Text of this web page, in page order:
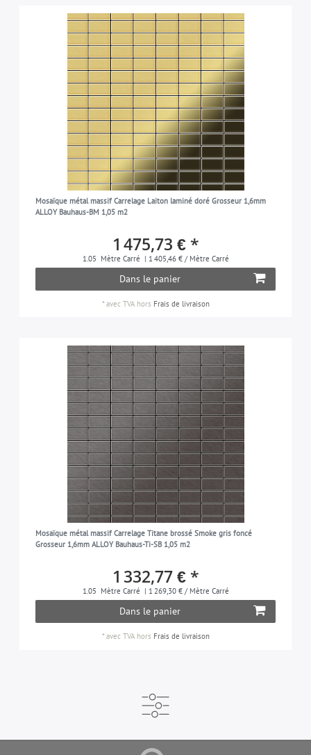
Mosaïque métal massif Carrelage Laiton laminé doré Grosseur 1,6mm
ALLOY Bauhaus-BM 1,05 m2
1 475,73 € *
1.05 Mètre Carré | 1 405,46 € / Mètre Carré
Dans le panier
*avec TVAhors Frais de livraison
Mosaïque métal massif Carrelage Titane brossé Smoke gris foncé
Grosseur 1,6mm ALLOY Bauhaus-Ti-SB 1,05 m2
1 332,77 € *
1.05 Mètre Carré | 1 269,30 € / Mètre Carré
Dans le panier
*avec TVAhors Frais de livraison